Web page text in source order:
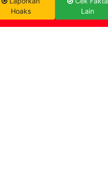
Hoaks
Lain